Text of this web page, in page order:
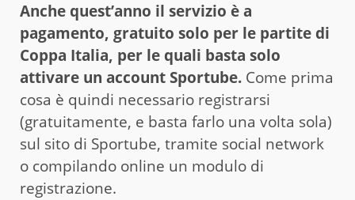
Anche quest’anno il servizio è a
pagamento, gratuito solo per le partite di
Coppa Italia, per le quali basta solo
attivare un account Sportube. Come prima
cosa è quindi necessario registrarsi
(gratuitamente, e basta farlo una volta sola)
sul sito di Sportube, tramite social network
o compilando online un modulo di
registrazione.